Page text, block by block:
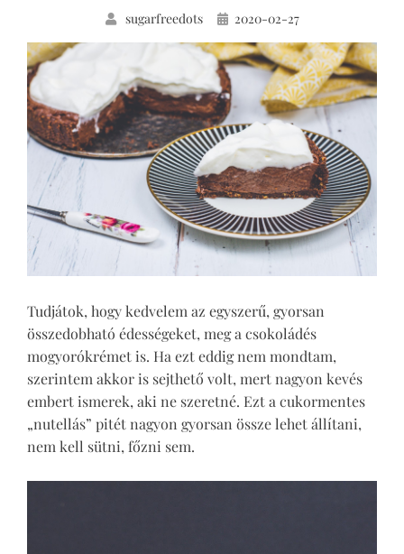
sugarfreedots Közzétéve
2020-02-27
Tudjátok, hogy kedvelem az egyszerű, gyorsan
összedobható édességeket, meg a csokoládés
mogyorókrémet is. Ha ezt eddig nem mondtam,
szerintem akkor is sejthető volt, mert nagyon kevés
embert ismerek, aki ne szeretné. Ezt a cukormentes
„nutellás” pitét nagyon gyorsan össze lehet állítani,
nem kell sütni, főzni sem.